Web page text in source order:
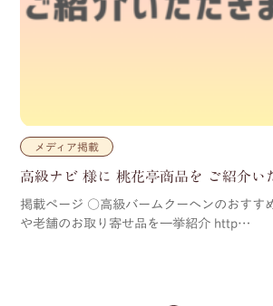
メディア掲載
高級ナビ 様に 桃花
掲載ページ ○高級バームクーヘンのおすす
や老舗のお取り寄せ品を一挙紹介 http…